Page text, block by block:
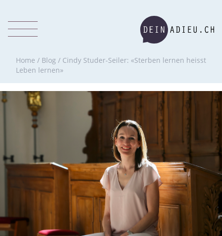
Home / Blog / Cindy Studer-Seiler: «Sterben lernen heisst
Leben lernen»